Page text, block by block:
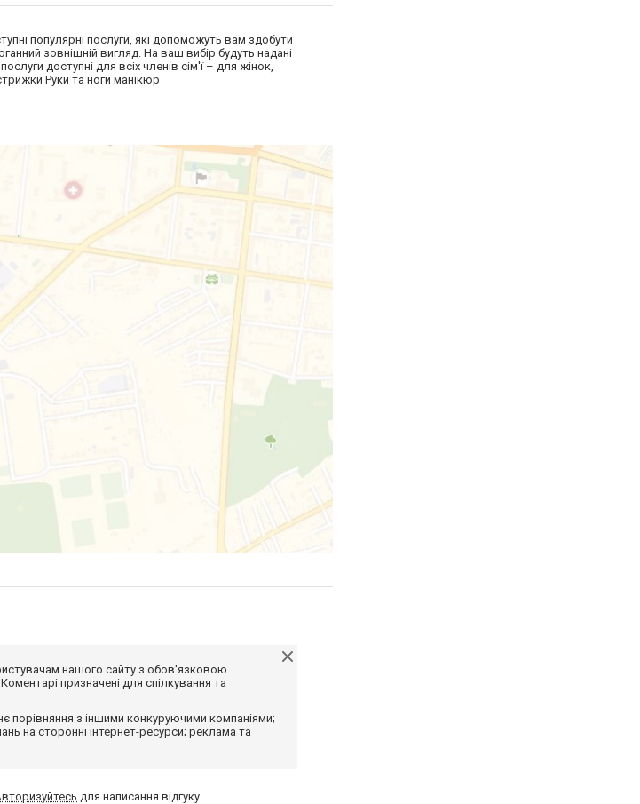
популярні послуги, які допоможуть вам здобути
зовнішній вигляд. На ваш вибір будуть надані
доступні для всіх членів сім'ї – для жінок,
Руки та ноги манікюр
нашого сайту з обов'язковою
призначені для спілкування та
порівняння з іншими конкуруючими компаніями;
на сторонні інтернет-ресурси; реклама та
для написання відгуку